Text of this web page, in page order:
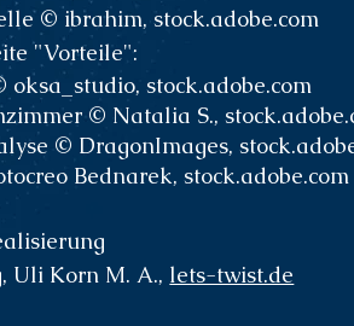
© ibrahim, stock.adobe.com
"Vorteile":
oksa_studio, stock.adobe.com
© Natalia S.,
© DragonImages,
Bednarek, stock.adobe.com
Uli Korn M. A., lets-twist.de